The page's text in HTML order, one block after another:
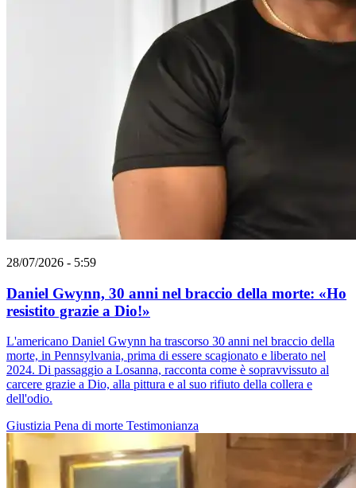
28/07/2026 - 5:59
Daniel Gwynn, 30 anni nel braccio della morte: «Ho
resistito grazie a Dio!»
L'americano Daniel Gwynn ha trascorso 30 anni nel braccio della
morte, in Pennsylvania, prima di essere scagionato e liberato nel
2024. Di passaggio a Losanna, racconta come è sopravvissuto al
carcere grazie a Dio, alla pittura e al suo rifiuto della collera e
dell'odio.
Giustizia Pena di morte Testimonianza